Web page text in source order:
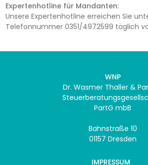
Expertenhotline für Mandanten:
Unsere Expertenhotline erreichen Sie
Telefonnummer 0351/4972599 täglich
WNP
Dr. Wasmer Thaller &
PartG mbB
Bahnstraße 10
01157 Dresden
IMPRESSUM